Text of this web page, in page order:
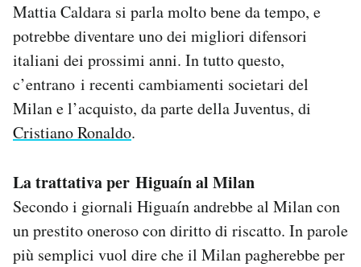
Mattia Caldara si parla molto bene da tempo, e
potrebbe diventare uno dei migliori difensori
italiani dei prossimi anni. In tutto questo,
c’entrano i recenti cambiamenti societari del
Milan e l’acquisto, da parte della Juventus, di
Cristiano Ronaldo.
La trattativa per Higuaín al Milan
Secondo i giornali Higuaín andrebbe al Milan con
un prestito oneroso con diritto di riscatto. In parole
più semplici vuol dire che il Milan pagherebbe per